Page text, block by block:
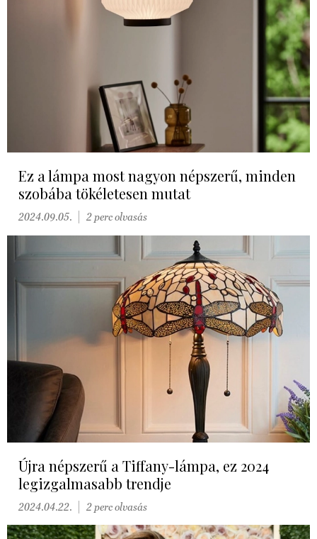
Ez a lámpa most nagyon népszerű, minden
szobába tökéletesen mutat
2024.09.05. 2 perc olvasás
Újra népszerű a Tiffany-lámpa, ez 2024
legizgalmasabb trendje
2024.04.22. 2 perc olvasás